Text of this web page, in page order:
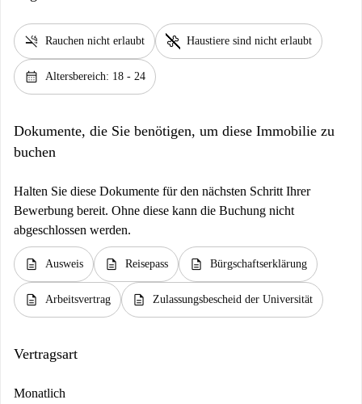
smoke_free Rauchen nicht erlaubt pet_supplies Haustiere sind nicht erlaubt
calendar_month Altersbereich: 18 - 24
Dokumente, die Sie benötigen, um diese Immobilie zu
buchen
Halten Sie diese Dokumente für den nächsten Schritt Ihrer
Bewerbung bereit. Ohne diese kann die Buchung nicht
abgeschlossen werden.
description Ausweis description Reisepass description Bürgschaftserklärung
description Arbeitsvertrag description Zulassungsbescheid der Universität
Vertragsart
Monatlich